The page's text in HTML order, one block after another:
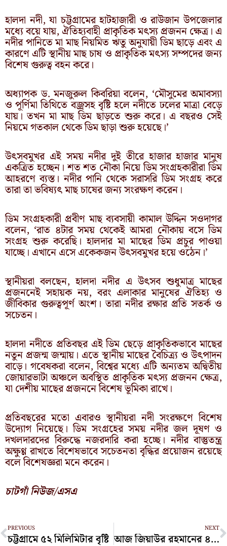
হালদা নদী, যা চট্টগ্রামের হাটহাজারী ও রাউজান উপজেলার
মধ্যে বয়ে যায়, ঐতিহ্যবাহী প্রাকৃতিক মৎস্য প্রজনন ক্ষেত্র। এ
নদীর পানিতে মা মাছ নিয়মিত ঋতু অনুযায়ী ডিম ছাড়ে এবং এ
কারণে এটি স্থানীয় মাছ চাষ ও প্রাকৃতিক মৎস্য সম্পদের জন্য
বিশেষ গুরুত্ব বহন করে।
অধ্যাপক ড. মনজুরুল কিবরিয়া বলেন, ‘মৌসুমের অমাবস্যা
ও পূর্ণিমা তিথিতে বজ্রসহ বৃষ্টি হলে নদীতে ঢলের মাত্রা বেড়ে
যায়। তখন মা মাছ ডিম ছাড়তে শুরু করে। এ বছরও সেই
নিয়মে গতকাল থেকে ডিম ছাড়া শুরু হয়েছে।’
উৎসবমুখর এই সময় নদীর দুই তীরে হাজার হাজার মানুষ
একত্রিত হচ্ছেন। শত শত নৌকা নিয়ে ডিম সংগ্রহকারীরা ডিম
আহরণে ব্যস্ত। নদীর পানি থেকে সরাসরি ডিম সংগ্রহ করে
তারা তা ভবিষ্যৎ মাছ চাষের জন্য সংরক্ষণ করেন।
ডিম সংগ্রহকারী প্রবীণ মাছ ব্যবসায়ী কামাল উদ্দিন সওদাগর
বলেন, ‘রাত ৪টার সময় থেকেই আমরা নৌকায় বসে ডিম
সংগ্রহ শুরু করেছি। হালদার মা মাছের ডিম প্রচুর পাওয়া
যাচ্ছে। এখানে এসে একেকজন উৎসবমুখর হয়ে ওঠেন।’
স্থানীয়রা বলছেন, হালদা নদীর এ উৎসব শুধুমাত্র মাছের
প্রজননেই সহায়ক নয়, বরং এলাকার মানুষের ঐতিহ্য ও
জীবিকার গুরুত্বপূর্ণ অংশ। তারা নদীর রক্ষার প্রতি সতর্ক ও
সচেতন।
হালদা নদীতে প্রতিবছর এই ডিম ছেড়ে প্রাকৃতিকভাবে মাছের
নতুন প্রজন্ম জন্মায়। এতে স্থানীয় মাছের বৈচিত্র্য ও উৎপাদন
বাড়ে। গবেষকরা বলেন, বিশ্বের মধ্যে এটি অন্যতম অদ্বিতীয়
জোয়ারভাটা অঞ্চলে অবস্থিত প্রাকৃতিক মৎস্য প্রজনন ক্ষেত্র,
যা দেশীয় মাছের প্রজননে বিশেষ ভূমিকা রাখে।
প্রতিবছরের মতো এবারও স্থানীয়রা নদী সংরক্ষণে বিশেষ
উদ্যোগ নিয়েছে। ডিম সংগ্রহের সময় নদীর জল দূষণ ও
দখলদারদের বিরুদ্ধে নজরদারি করা হচ্ছে। নদীর বাস্তুতন্ত্র
অক্ষুণ্ণ রাখতে বিশেষভাবে সচেতনতা বৃদ্ধির প্রয়োজন রয়েছে
বলে বিশেষজ্ঞরা মনে করেন।
চাটগাঁ নিউজ/এসএ
Prev
PREVIOUS
চট্টগ্রামে ৫২ মিলিমিটার বৃষ্টি
NEXT
আজ জিয়াউর রহমানের ৪৪তম শাহাদাত বার্ষিকী